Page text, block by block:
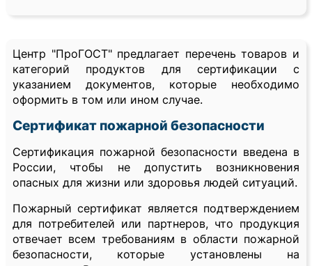
Центр "ПроГОСТ" предлагает перечень товаров и
категорий продуктов для сертификации с
указанием документов, которые необходимо
оформить в том или ином случае.
Сертификат пожарной безопасности
Сертификация пожарной безопасности введена в
России, чтобы не допустить возникновения
опасных для жизни или здоровья людей ситуаций.
Пожарный сертификат является подтверждением
для потребителей или партнеров, что продукция
отвечает всем требованиям в области пожарной
безопасности, которые установлены на